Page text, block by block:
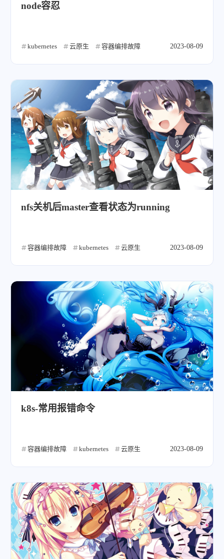
node容忍
kubernetes 云原生 容器编排故障 2023-08-09
nfs关机后master查看状态为running
容器编排故障 kubernetes 云原生 2023-08-09
k8s-常用报错命令
容器编排故障 kubernetes 云原生 2023-08-09